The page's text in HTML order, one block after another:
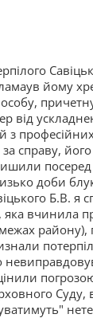
йому
від
з
справу,
доби
Б.В. я
яка вчинила